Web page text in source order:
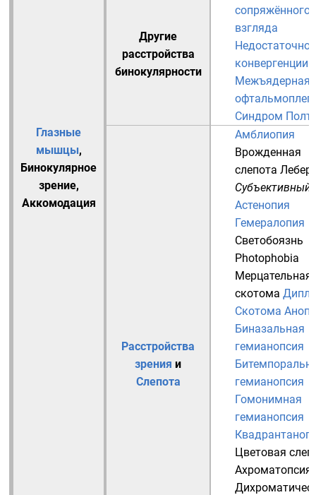
Глазные
мышцы,
Бинокулярное
зрение,
Аккомодация
Другие
расстройства
бинокулярности
сопряжённого
взгляда
конвергенции
Межъядерная
Синдром
Расстройства
зрения и
Слепота
Амблиопия
Врожденная
слепота
Субъективный
Астенопия
Гемералопия
Светобоязнь
Photophobia
Мерцательная
скотома
Скотома
Биназальная
гемианопсия
гемианопсия
Гомонимная
гемианопсия
Цветовая
Ахроматопсия